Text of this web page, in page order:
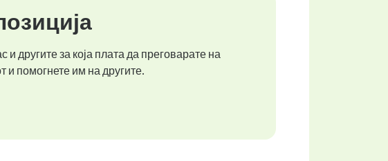
другите за која плата да преговарате на
и помогнете им на другите.